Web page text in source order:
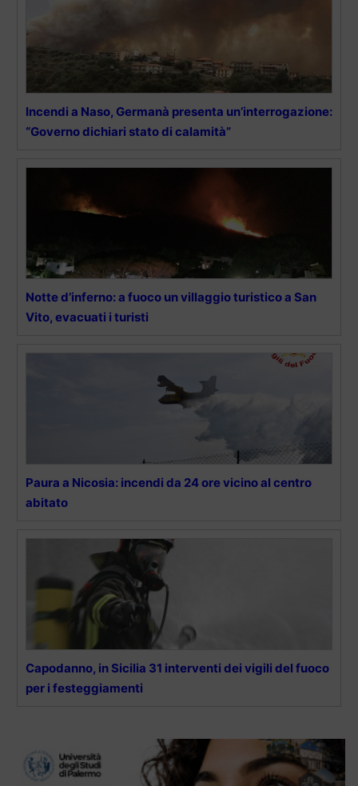
Incendi a Naso, Germanà presenta un’interrogazione:
“Governo dichiari stato di calamità”
Notte d’inferno: a fuoco un villaggio turistico a San
Vito, evacuati i turisti
Paura a Nicosia: incendi da 24 ore vicino al centro
abitato
Capodanno, in Sicilia 31 interventi dei vigili del fuoco
per i festeggiamenti